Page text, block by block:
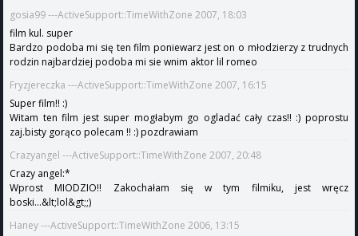
gosia99 ---ActiveSupport::TimeWithZone 2007, 18:03
film kul. super
Bardzo podoba mi się ten film poniewarz jest on o młodzierzy z trudnych
rodzin najbardziej podoba mi sie wnim aktor lil romeo
Fryzjereczka ---ActiveSupport::TimeWithZone 2007, 16:15
Super film!! :)
Witam ten film jest super mogłabym go ogladać cały czas!! :) poprostu
zaj.bisty gorąco polecam !! :) pozdrawiam
Crazyangel ---ActiveSupport::TimeWithZone 2007, 20:48
Crazy angel:*
Wprost MIODZIO!! Zakochałam się w tym filmiku, jest wręcz
boski...&lt;lol&gt;;)
Haney ---ActiveSupport::TimeWithZone 2006, 13:15